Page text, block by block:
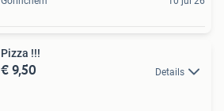
Pizza !!!
€ 9,50 Details